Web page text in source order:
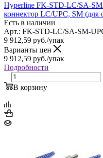
Hyperline FK-STD-LC/SA-
коннектор LC/UPC, SM (для
Есть в наличии
Арт.: FK-STD-LC/SA-SM-
9 912,59 руб./упак
Варианты цен
9 912,59 руб./упак
Подробности
В корзину